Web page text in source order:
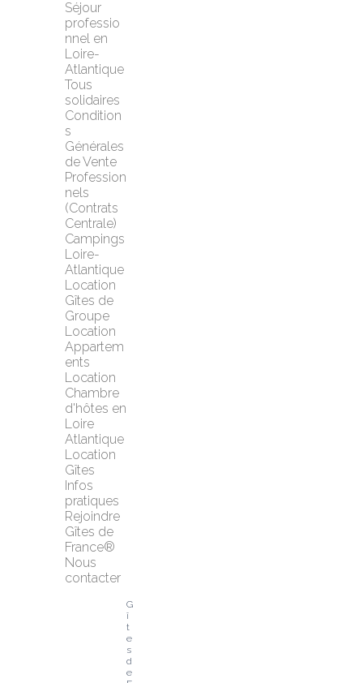
Séjour
professio
nnel en
Loire-
Atlantique
Tous
solidaires
Condition
s
Générales
de Vente
Profession
nels
(Contrats
Centrale)
Campings
Loire-
Atlantique
Location
Gîtes de
Groupe
Location
Appartem
ents
Location
Chambre
d'hôtes en
Loire
Atlantique
Location
Gîtes
Infos
pratiques
Rejoindre
Gîtes de
France®
Nous
contacter
G
î
t
e
s
d
e